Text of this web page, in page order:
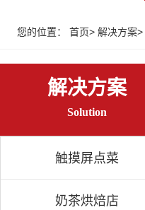
您的位置： 首页> 解决方案>
解决方案
Solution
触摸屏点菜
奶茶烘焙店